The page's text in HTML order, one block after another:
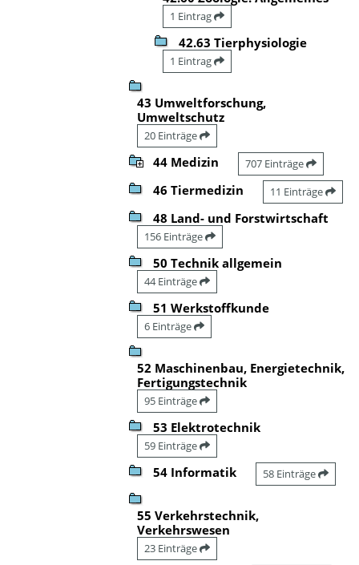
1 Eintrag
42.63 Tierphysiologie
1 Eintrag
43 Umweltforschung,
Umweltschutz
20 Einträge
44 Medizin 707 Einträge
46 Tiermedizin 11 Einträge
48 Land- und Forstwirtschaft
156 Einträge
50 Technik allgemein
44 Einträge
51 Werkstoffkunde
6 Einträge
52 Maschinenbau, Energietechnik,
Fertigungstechnik
95 Einträge
53 Elektrotechnik
59 Einträge
54 Informatik 58 Einträge
55 Verkehrstechnik,
Verkehrswesen
23 Einträge